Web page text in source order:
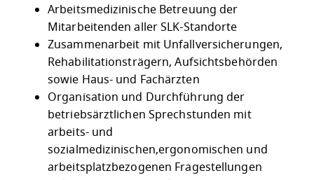
Arbeitsmedizinische Betreuung der
Mitarbeitenden aller SLK-Standorte
Zusammenarbeit mit Unfallversicherungen,
Rehabilitationsträgern, Aufsichtsbehörden
sowie Haus- und Fachärzten
Organisation und Durchführung der
betriebsärztlichen Sprechstunden mit
arbeits- und
sozialmedizinischen,ergonomischen und
arbeitsplatzbezogenen Fragestellungen